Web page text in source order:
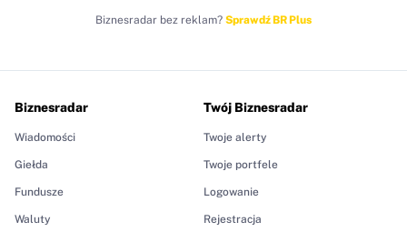
Biznesradar bez reklam? Sprawdź BR Plus
Biznesradar
Wiadomości
Giełda
Fundusze
Waluty
Twój Biznesradar
Twoje alerty
Twoje portfele
Logowanie
Rejestracja